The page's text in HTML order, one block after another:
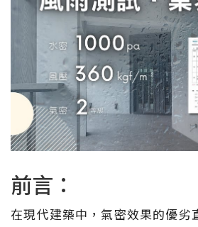
前言：
在現代建築中，氣密效果的優劣